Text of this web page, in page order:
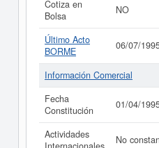
Cotiza en
Bolsa
NO
Último Acto
BORME
06/07/
Información Comercial
Fecha
Constitución
01/04/
Actividades
No constan